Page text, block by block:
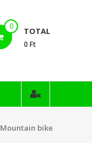
0 TOTAL
0 Ft
bike